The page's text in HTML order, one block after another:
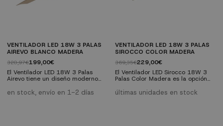
VENTILADOR LED 18W 3 PALAS
AIREVO BLANCO MADERA
320,97€199,00€
El Ventilador LED 18W 3 Palas
Airevo tiene un diseño moderno
madera le aportará calidez a tu
hogar. Además de aportar estilo,
en stock, envío en 1-2 días
VENTILADOR LED 18W 3 PALAS
SIROCCO COLOR MADERA
369,35€229,00€
El Ventilador LED Sirocco 18W 3
Palas Color Madera es la opción
fresco y acogedor en tu hogar
últimas unidades en stock